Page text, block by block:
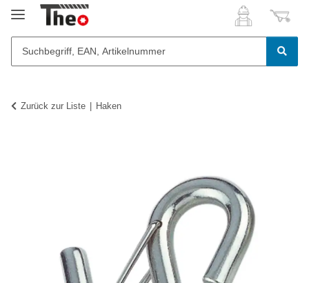
Zurück zur Liste Haken